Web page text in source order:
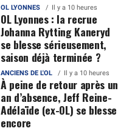
OL LYONNES Il y a 10 heures
OL Lyonnes : la recrue
Johanna Rytting Kaneryd
se blesse sérieusement,
saison déjà terminée ?
ANCIENS DE L'OL Il y a 10 heures
À peine de retour après un
an d’absence, Jeff Reine-
Adélaïde (ex-OL) se blesse
encore